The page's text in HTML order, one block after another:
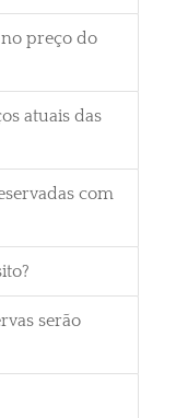
preço do
atuais das
com
serão